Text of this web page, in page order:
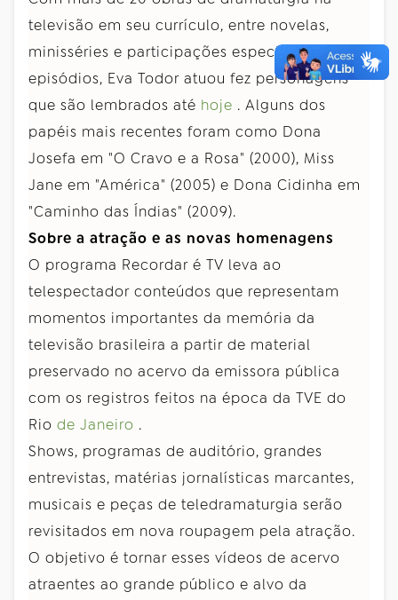
televisão em seu currículo, entre novelas,
minisséries e participações especiais em
episódios, Eva Todor atuou fez personagens
que são lembrados até hoje . Alguns dos
papéis mais recentes foram como Dona
Josefa em "O Cravo e a Rosa" (2000), Miss
Jane em "América" (2005) e Dona Cidinha em
"Caminho das Índias" (2009).
Sobre a atração e as novas homenagens
O programa Recordar é TV leva ao
telespectador conteúdos que representam
momentos importantes da memória da
televisão brasileira a partir de material
preservado no acervo da emissora pública
com os registros feitos na época da TVE do
Rio de Janeiro .
Shows, programas de auditório, grandes
entrevistas, matérias jornalísticas marcantes,
musicais e peças de teledramaturgia serão
revisitados em nova roupagem pela atração.
O objetivo é tornar esses vídeos de acervo
atraentes ao grande público e alvo da